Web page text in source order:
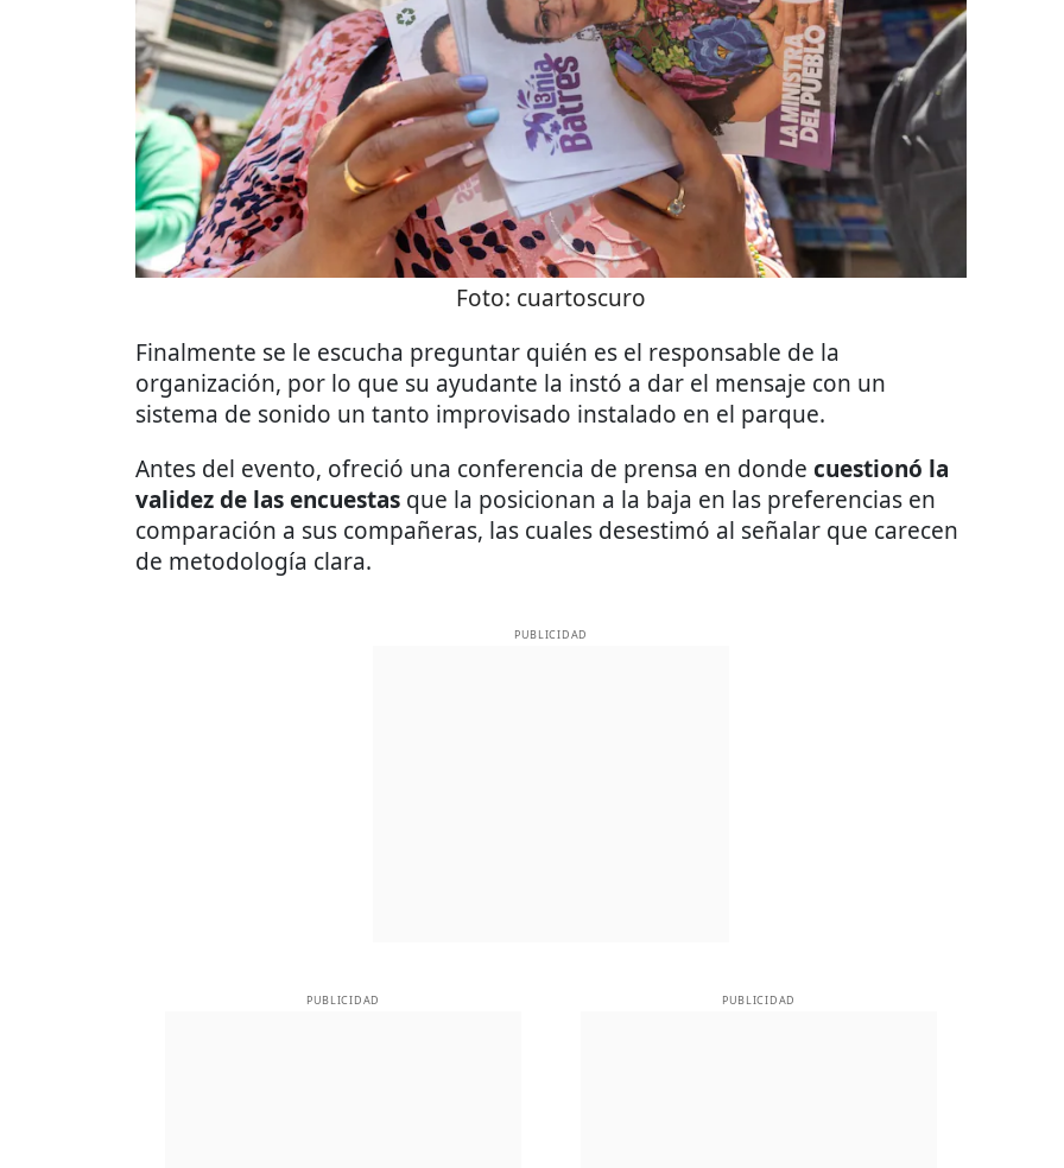
Foto: cuartoscuro
Finalmente se le escucha preguntar quién es el responsable de la
organización, por lo que su ayudante la instó a dar el mensaje con un
sistema de sonido un tanto improvisado instalado en el parque.
Antes del evento, ofreció una conferencia de prensa en donde cuestionó la
validez de las encuestas que la posicionan a la baja en las preferencias en
comparación a sus compañeras, las cuales desestimó al señalar que carecen
de metodología clara.
PUBLICIDAD
PUBLICIDAD PUBLICIDAD